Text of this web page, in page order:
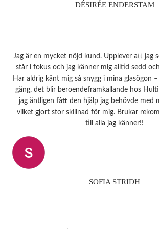
DÉSIRÉE ENDERSTAM
Jag är en mycket nöjd kund. Upplever att jag
står i fokus och jag känner mig alltid sedd
Har aldrig känt mig så snygg i mina glasögon
gäng, det blir beroendeframkallande hos
jag äntligen fått den hjälp jag behövde med
vilket gjort stor skillnad för mig. Brukar
till alla jag känner!!
SOFIA STRIDH